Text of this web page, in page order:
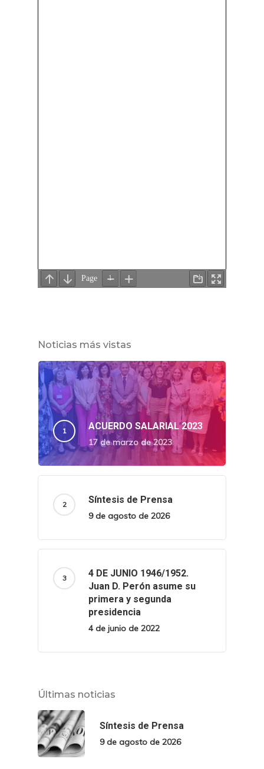
Noticias más vistas
ACUERDO SALARIAL 2023
17 de marzo de 2023
Síntesis de Prensa
9 de agosto de 2026
4 DE JUNIO 1946/1952.
Juan D. Perón asume su
primera y segunda
presidencia
4 de junio de 2022
Últimas noticias
Síntesis de Prensa
9 de agosto de 2026